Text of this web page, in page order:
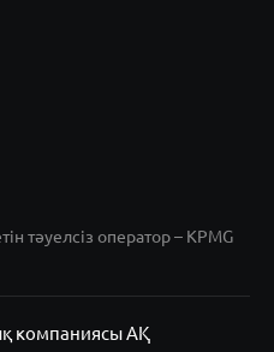
тәуелсіз оператор – KPMG
компаниясы АҚ